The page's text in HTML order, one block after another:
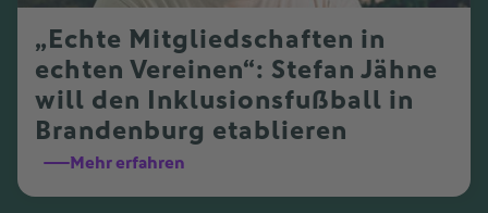
„Echte Mitgliedschaften in
echten Vereinen“: Stefan Jähne
will den Inklusionsfußball in
Brandenburg etablieren
Mehr erfahren